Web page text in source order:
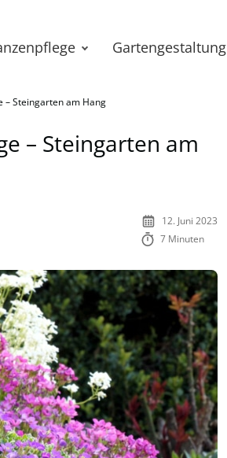
Gartengestaltung
– Steingarten am Hang
– Steingarten am
12. Juni 2023
7 Minuten